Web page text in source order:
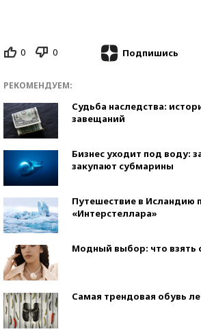
0 0 Подпишись
РЕКОМЕНДУЕМ:
Судьба наследства:
завещаний
Бизнес уходит под воду:
закупают субмарины
Путешествие в Исландию
«Интерстеллара»
Модный выбор: что взять
Самая трендовая обувь